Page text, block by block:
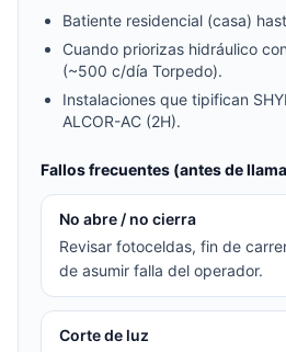
Batiente residencial (casa)
Cuando priorizas hidráulico
(~500 c/día Torpedo).
Instalaciones que tipifican
ALCOR-AC (2H).
Fallos frecuentes (antes de
No abre / no cierra
Revisar fotoceldas, fin de
de asumir falla del operador.
Corte de luz